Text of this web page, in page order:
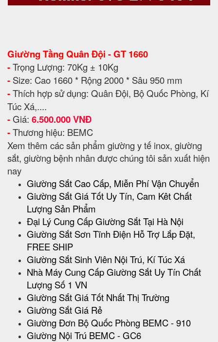
Giường Tầng Quân Đội - GT 1660
-Trọng Lượng: 70Kg ± 10Kg
- Size: Cao 1660 * Rộng 2000 * Sâu 950 mm
-Thích hợp sử dụng: Quân Đội, Bộ Quốc Phòng, Kí
Túc Xá,....
- Giá: 6.500.000 VNĐ
-Thương hiệu: BEMC
Xem thêm các sản phẩm giường y tế inox, giường
sắt, giường bệnh nhân được chúng tôi sản xuất hiện
nay
Giường Sắt Cao Cấp, Miễn Phí Vận Chuyển
Giường Sắt Giá Tốt Uy Tín, Cam Kêt Chất
Lượng Sản Phẩm
Đại Lý Cung Cấp Giường Sắt Tại Hà Nội
Giường Sắt Sơn Tĩnh Điện Hỗ Trợ Lắp Đặt,
FREE SHIP
Giường Sắt Sinh Viên Nội Trú, Kí Túc Xá
Nhà Máy Cung Cấp Giường Sắt Uy Tín Chất
Lượng Số 1 VN
Giường Sắt Giá Tốt Nhất Thị Trường
Giường Sắt Giá Rẻ
Giường Đơn Bộ Quốc Phòng BEMC - 910
Giường Nội Trú BEMC - GC6